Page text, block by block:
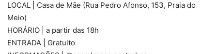
LOCAL | Casa de Mãe (Rua Pedro Afonso, 153, Praia do
Meio)
HORÁRIO | a partir das 18h
ENTRADA | Gratuito